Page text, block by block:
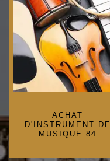
ACHAT
D'INSTRUMENT DE
MUSIQUE 84